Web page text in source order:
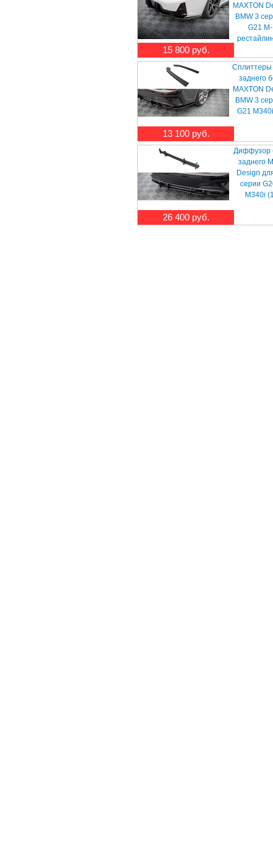
15 800 руб.
MAXTON
BMW 3
G21
13 100 руб.
заднего
MAXTON
BMW 3
G21
26 400 руб.
Диффузор
заднего
Design
серии
M340i